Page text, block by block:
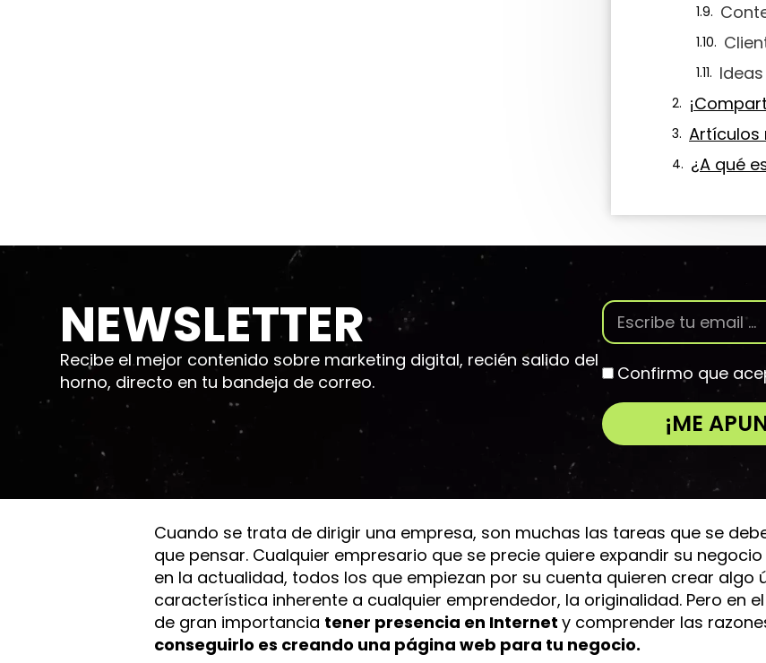
Ideas
Artículos
¿A qué
NEWSLETTER
Recibe el mejor contenido sobre marketing digital, recién salido del
horno, directo en tu bandeja de correo.
Confirmo que
¡ME
t
r
n
a
t
i
v
Cuando se trata de dirigir una empresa, son muchas las tareas que se
que pensar. Cualquier empresario que se precie quiere expandir su
en la actualidad, todos los que empiezan por su cuenta quieren crear algo
característica inherente a cualquier emprendedor, la originalidad. Pero en
de gran importancia tener presencia en Internet y comprender las
conseguirlo es creando una página web para tu negocio.